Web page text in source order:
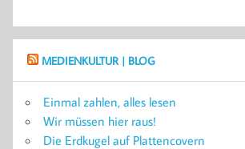
MEDIENKULTUR | BLOG
Einmal zahlen, alles lesen
Wir müssen hier raus!
Die Erdkugel auf Plattencovern